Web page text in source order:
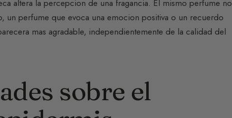
altera la percepcion de una fragancia. El mismo perfume no
un perfume que evoca una emocion positiva o un recuerdo
mas agradable, independientemente de la calidad del
sobre el